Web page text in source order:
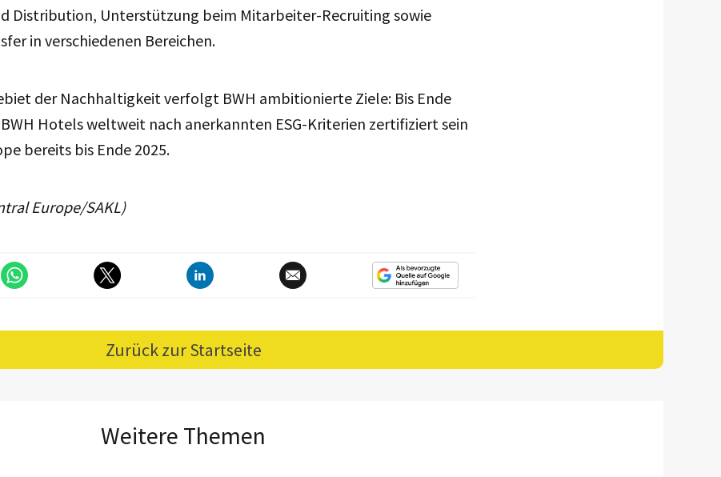
Distribution, Unterstützung beim Mitarbeiter-Recruiting sowie
in verschiedenen Bereichen.
der Nachhaltigkeit verfolgt BWH ambitionierte Ziele: Bis Ende
Hotels weltweit nach anerkannten ESG-Kriterien zertifiziert sein
bereits bis Ende 2025.
Europe/SAKL)
Zurück zur Startseite
Weitere Themen